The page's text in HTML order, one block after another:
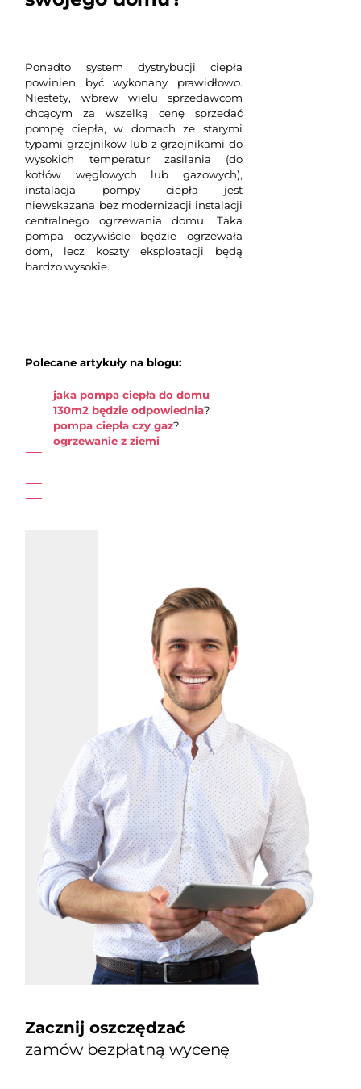
Ponadto system dystrybucji ciepła
powinien być wykonany prawidłowo.
Niestety, wbrew wielu sprzedawcom
chcącym za wszelką cenę sprzedać
pompę ciepła, w domach ze starymi
typami grzejników lub z grzejnikami do
wysokich temperatur zasilania (do
kotłów węglowych lub gazowych),
instalacja pompy ciepła jest
niewskazana bez modernizacji instalacji
centralnego ogrzewania domu. Taka
pompa oczywiście będzie ogrzewała
dom, lecz koszty eksploatacji będą
bardzo wysokie.
Polecane artykuły na blogu:
jaka pompa ciepła do domu
130m2 będzie odpowiednia?
pompa ciepła czy gaz?
ogrzewanie z ziemi
Zacznij oszczędzać
zamów bezpłatną wycenę